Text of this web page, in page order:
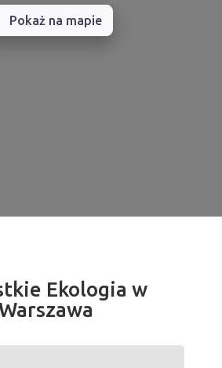
Pokaż na mapie
Ekologia w